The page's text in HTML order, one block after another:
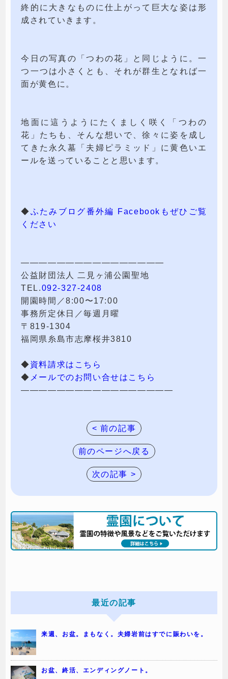
終的に大きなものに仕上がって巨大な姿は形
成されていきます。
今日の写真の「つわの花」と同じように。一
つ一つは小さくとも、それが群生となれば一
面が黄色に。
地面に這うようにたくましく咲く「つわの
花」たちも、そんな想いで、徐々に姿を成し
てきた永久墓「夫婦ピラミッド」に黄色いエ
ールを送っていることと思います。
◆ふたみブログ番外編 Facebookもぜひご覧
ください
————————————————
公益財団法人 二見ヶ浦公園聖地
TEL.092-327-2408
開園時間／8:00〜17:00
事務所定休日／毎週月曜
〒819-1304
福岡県糸島市志摩桜井3810
◆資料請求はこちら
◆ メールでのお問い合せはこちら
—————————————————
< 前の記事
前のページへ戻る
次の記事 >
最近の記事
来週、お盆。まもなく。夫婦岩前はすでに賑わいを。
お盆、終活、エンディングノート。